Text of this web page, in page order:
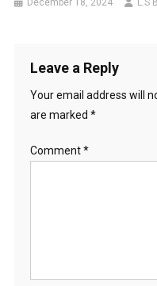
December 18, 2024 L.S
Leave a Reply
Your email address will
are marked *
Comment*